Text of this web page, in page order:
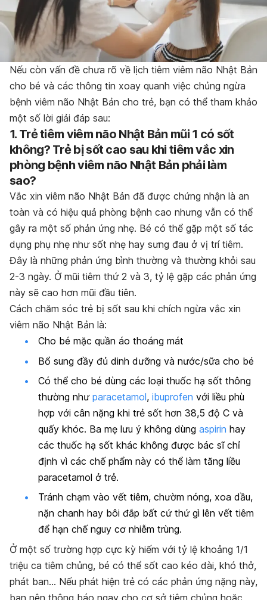
Nếu còn vấn đề chưa rõ về lịch tiêm viêm não Nhật Bản
cho bé và các thông tin xoay quanh việc chủng ngừa
bệnh viêm não Nhật Bản cho trẻ, bạn có thể tham khảo
một số lời giải đáp sau:
1. Trẻ tiêm viêm não Nhật Bản mũi 1 có sốt
không? Trẻ bị sốt cao sau khi tiêm vắc xin
phòng bệnh viêm não Nhật Bản phải làm
sao?
Vắc xin viêm não Nhật Bản đã được chứng nhận là an
toàn và có hiệu quả phòng bệnh cao nhưng vẫn có thể
gây ra một số phản ứng nhẹ. Bé có thể gặp một số tác
dụng phụ nhẹ như sốt nhẹ hay sưng đau ở vị trí tiêm.
Đây là những phản ứng bình thường và thường khỏi sau
2-3 ngày. Ở mũi tiêm thứ 2 và 3, tỷ lệ gặp các phản ứng
này sẽ cao hơn mũi đầu tiên.
Cách chăm sóc trẻ bị sốt sau khi chích ngừa vắc xin
viêm não Nhật Bản là:
Cho bé mặc quần áo thoáng mát
Bổ sung đầy đủ dinh dưỡng và nước/sữa cho bé
Có thể cho bé dùng các loại thuốc hạ sốt thông
thường như paracetamol, ibuprofen với liều phù
hợp với cân nặng khi trẻ sốt hơn 38,5 độ C và
quấy khóc. Ba mẹ lưu ý không dùng aspirin hay
các thuốc hạ sốt khác không được bác sĩ chỉ
định vì các chế phẩm này có thể làm tăng liều
paracetamol ở trẻ.
Tránh chạm vào vết tiêm, chườm nóng, xoa dầu,
nặn chanh hay bôi đắp bất cứ thứ gì lên vết tiêm
để hạn chế nguy cơ nhiễm trùng.
Ở một số trường hợp cực kỳ hiếm với tỷ lệ khoảng 1/1
triệu ca tiêm chủng, bé có thể sốt cao kéo dài, khó thở,
phát ban… Nếu phát hiện trẻ có các phản ứng nặng này,
bạn nên thông báo ngay cho cơ sở tiêm chủng hoặc